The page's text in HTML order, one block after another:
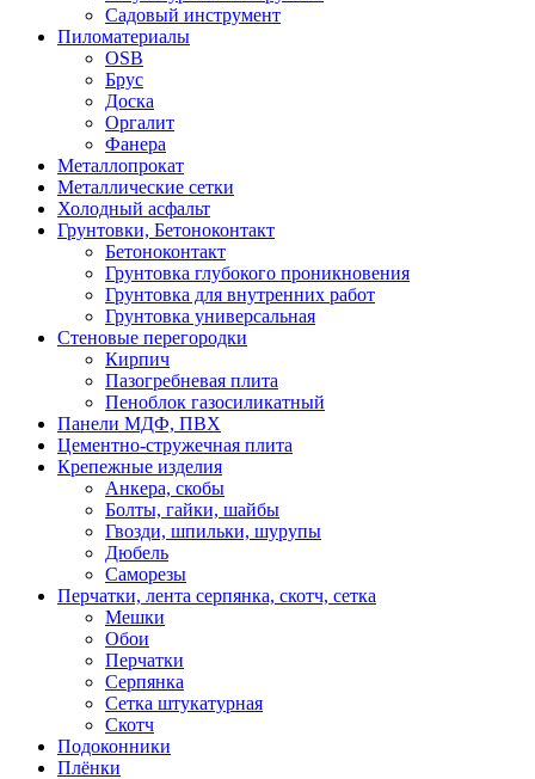
Садовый инструмент
Пиломатериалы
OSB
Брус
Доска
Оргалит
Фанера
Металлопрокат
Металлические сетки
Холодный асфальт
Грунтовки, Бетоноконтакт
Бетоноконтакт
Грунтовка глубокого проникновения
Грунтовка для внутренних работ
Грунтовка универсальная
Стеновые перегородки
Кирпич
Пазогребневая плита
Пеноблок газосиликатный
Панели МДФ, ПВХ
Цементно-стружечная плита
Крепежные изделия
Анкера, скобы
Болты, гайки, шайбы
Гвозди, шпильки, шурупы
Дюбель
Саморезы
Перчатки, лента серпянка, скотч, сетка
Мешки
Обои
Перчатки
Серпянка
Сетка штукатурная
Скотч
Подоконники
Плёнки